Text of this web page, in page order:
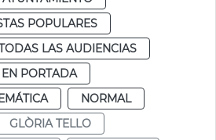
POPULARES
LAS AUDIENCIAS
EN PORTADA
NORMAL
GLÒRIA TELLO